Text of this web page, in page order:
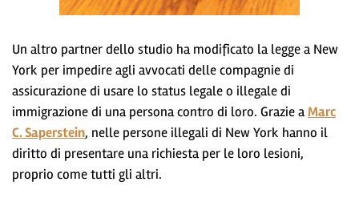
Un altro partner dello studio ha modificato la legge a New
York per impedire agli avvocati delle compagnie di
assicurazione di usare lo status legale o illegale di
immigrazione di una persona contro di loro. Grazie aMarc
C. Saperstein, nelle persone illegali di New York hanno il
diritto di presentare una richiesta per le loro lesioni,
proprio come tutti gli altri.